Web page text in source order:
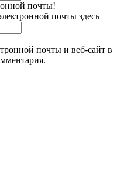
почты!
почты здесь
почты и веб-сайт в